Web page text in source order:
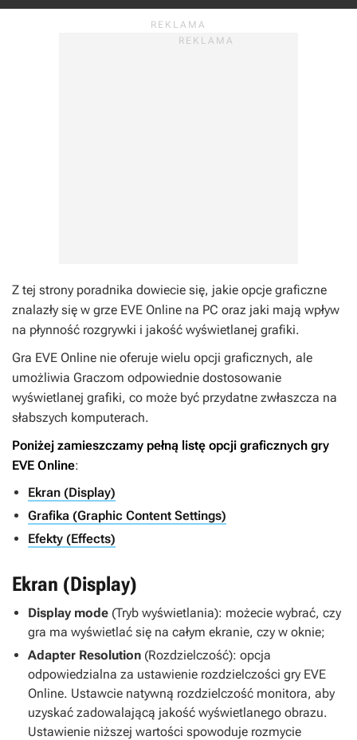
Z tej strony poradnika dowiecie się, jakie opcje graficzne
znalazły się w grze EVE Online na PC oraz jaki mają wpływ
na płynność rozgrywki i jakość wyświetlanej grafiki.
Gra EVE Online nie oferuje wielu opcji graficznych, ale
umożliwia Graczom odpowiednie dostosowanie
wyświetlanej grafiki, co może być przydatne zwłaszcza na
słabszych komputerach.
Poniżej zamieszczamy pełną listę opcji graficznych gry
EVE Online:
Ekran (Display)
Grafika (Graphic Content Settings)
Efekty (Effects)
Ekran (Display)
Display mode (Tryb wyświetlania): możecie wybrać, czy
gra ma wyświetlać się na całym ekranie, czy w oknie;
Adapter Resolution (Rozdzielczość): opcja
odpowiedzialna za ustawienie rozdzielczości gry EVE
Online. Ustawcie natywną rozdzielczość monitora, aby
uzyskać zadowalającą jakość wyświetlanego obrazu.
Ustawienie niższej wartości spowoduje rozmycie